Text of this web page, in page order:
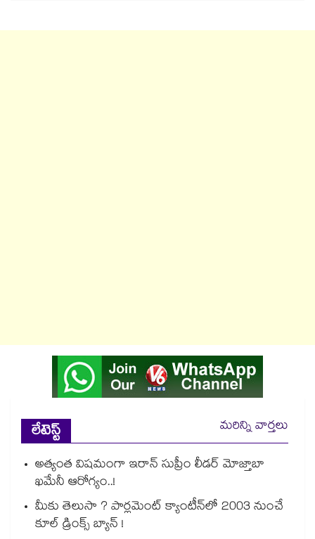
లేటెస్ట్
మరిన్ని వార్తలు
అత్యంత విషమంగా ఇరాన్ సుప్రీం లీడర్ మోజ్తాబా
ఖమేనీ ఆరోగ్యం..!
మీకు తెలుసా ? పార్లమెంట్ క్యాంటీన్⁪లో 2003 నుంచే
కూల్ డ్రింక్స్ బ్యాన్ !